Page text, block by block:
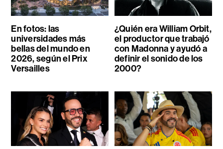
En fotos: las
universidades más
bellas del mundo en
2026, según el Prix
Versailles
¿Quién era William Orbit,
el productor que trabajó
con Madonna y ayudó a
definir el sonido de los
2000?